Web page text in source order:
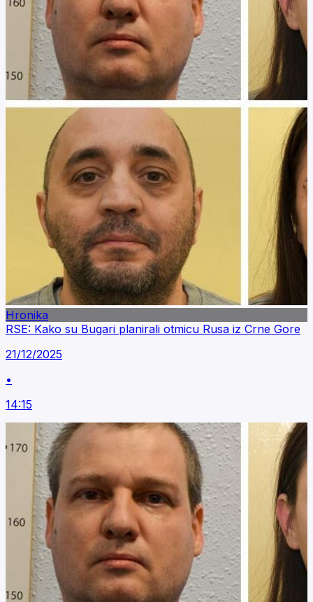
Hronika
RSE: Kako su Bugari planirali otmicu Rusa iz Crne Gore
21/12/2025
•
14:15